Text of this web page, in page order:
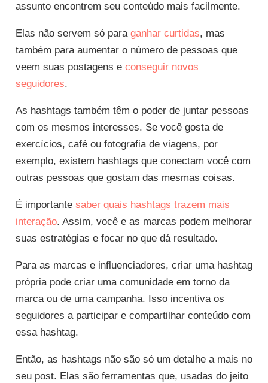
assunto encontrem seu conteúdo mais facilmente.
Elas não servem só para ganhar curtidas, mas
também para aumentar o número de pessoas que
veem suas postagens e conseguir novos
seguidores.
As hashtags também têm o poder de juntar pessoas
com os mesmos interesses. Se você gosta de
exercícios, café ou fotografia de viagens, por
exemplo, existem hashtags que conectam você com
outras pessoas que gostam das mesmas coisas.
É importante saber quais hashtags trazem mais
interação. Assim, você e as marcas podem melhorar
suas estratégias e focar no que dá resultado.
Para as marcas e influenciadores, criar uma hashtag
própria pode criar uma comunidade em torno da
marca ou de uma campanha. Isso incentiva os
seguidores a participar e compartilhar conteúdo com
essa hashtag.
Então, as hashtags não são só um detalhe a mais no
seu post. Elas são ferramentas que, usadas do jeito